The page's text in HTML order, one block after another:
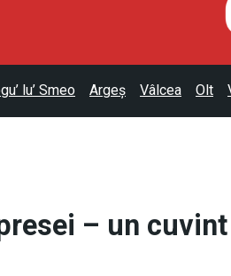
lu’ Smeo Argeș Vâlcea Olt
– un